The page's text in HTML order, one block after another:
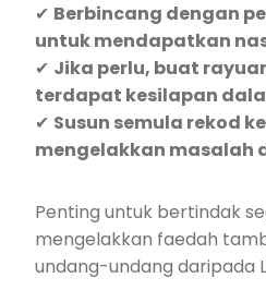
✔ Berbincang dengan
untuk mendapatkan
✔ Jika perlu, buat
terdapat kesilapan
✔ Susun semula rekod
mengelakkan masalah
Penting untuk bertindak
mengelakkan faedah
undang-undang daripada